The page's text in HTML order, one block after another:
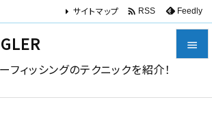
フィッシングのテクニックを紹介！

サイトマップ  RSS Feedly